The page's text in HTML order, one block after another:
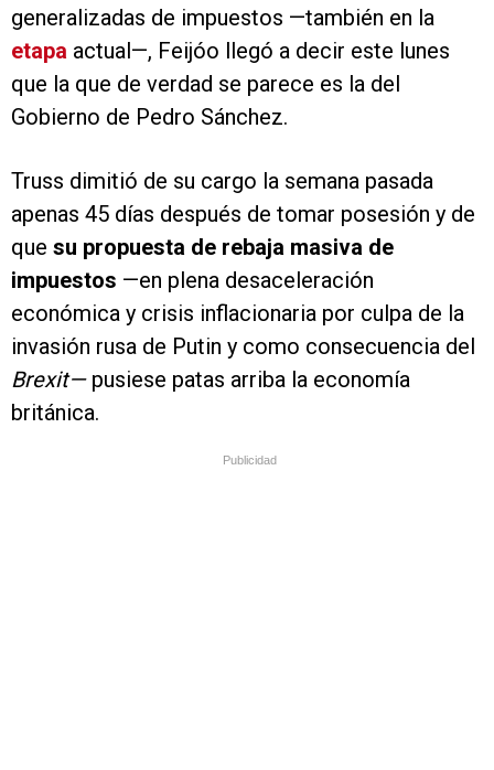
generalizadas de impuestos —también en la
etapa actual—, Feijóo llegó a decir este lunes
que la que de verdad se parece es la del
Gobierno de Pedro Sánchez.
Truss dimitió de su cargo la semana pasada
apenas 45 días después de tomar posesión y de
que su propuesta de rebaja masiva de
impuestos —en plena desaceleración
económica y crisis inflacionaria por culpa de la
invasión rusa de Putin y como consecuencia del
Brexit— pusiese patas arriba la economía
británica.
Publicidad